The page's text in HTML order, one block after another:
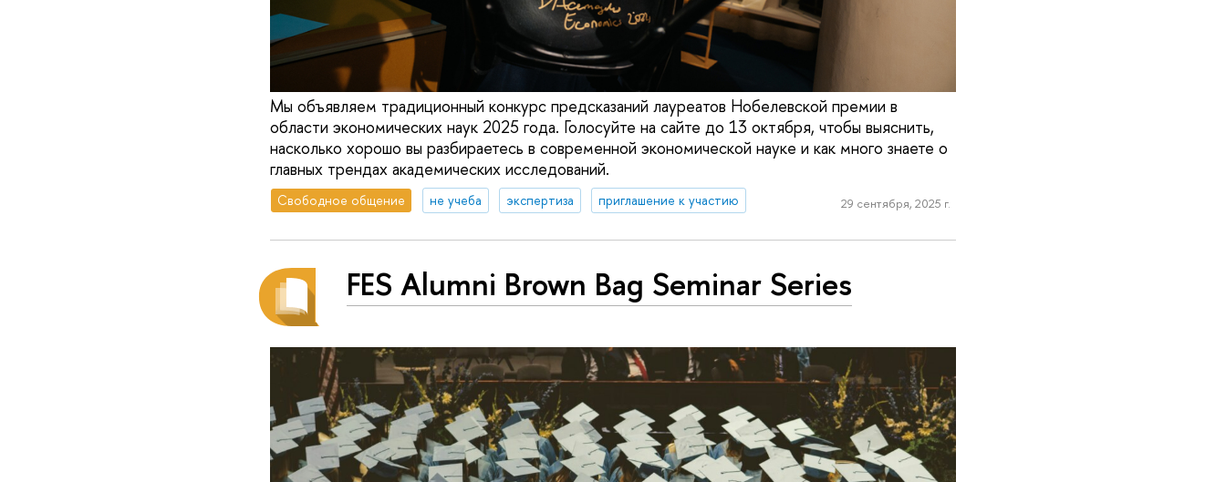
Мы объявляем традиционный конкурс предсказаний лауреатов Нобелевской премии в
области экономических наук 2025 года. Голосуйте на сайте до 13 октября, чтобы выяснить,
насколько хорошо вы разбираетесь в современной экономической науке и как много знаете о
главных трендах академических исследований.
Свободное общение не учеба экспертиза приглашение к участию 29 сентября, 2025 г.
FES Alumni Brown Bag Seminar Series